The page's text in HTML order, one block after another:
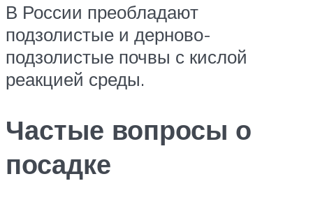
В России преобладают
подзолистые и дерново-
подзолистые почвы с кислой
реакцией среды.
Частые вопросы о
посадке